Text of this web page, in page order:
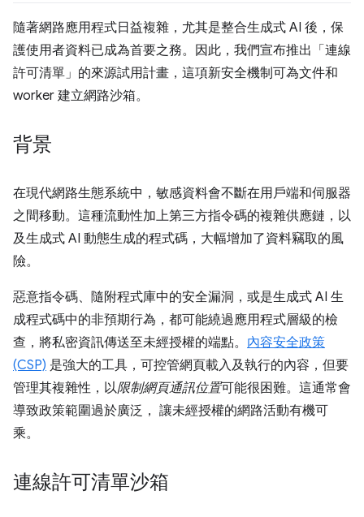
隨著網路應用程式日益複雜，尤其是整合生成式 AI 後，保
護使用者資料已成為首要之務。因此，我們宣布推出「連線
許可清單」的來源試用計畫，這項新安全機制可為文件和
worker 建立網路沙箱。
背景
在現代網路生態系統中，敏感資料會不斷在用戶端和伺服器
之間移動。這種流動性加上第三方指令碼的複雜供應鏈，以
及生成式 AI 動態生成的程式碼，大幅增加了資料竊取的風
險。
惡意指令碼、隨附程式庫中的安全漏洞，或是生成式 AI 生
成程式碼中的非預期行為，都可能繞過應用程式層級的檢
查，將私密資訊傳送至未經授權的端點。 內容安全政策
(CSP) 是強大的工具，可控管網頁載入及執行的內容，但要
管理其複雜性，以限制網頁通訊位置可能很困難。這通常會
導致政策範圍過於廣泛， 讓未經授權的網路活動有機可
乘。
連線許可清單沙箱